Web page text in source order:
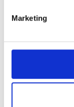
Marketing